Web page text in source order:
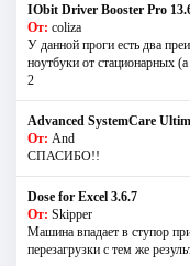
IObit Driver Booster Pro
От: coliza
У данной проги есть два
ноутбуки от стационарных
2
Advanced SystemCare
От: And
СПАСИБО!!
Dose for Excel 3.6.7
От: Skipper
Машина впадает в ступор
перезагрузки с тем же